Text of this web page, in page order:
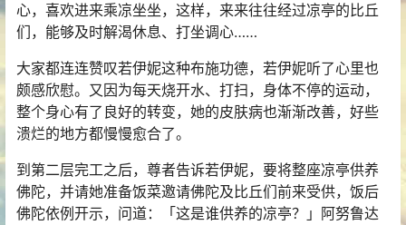
心，喜欢进来乘凉坐坐，这样，来来往往经过凉亭的比丘
们，能够及时解渴休息、打坐调心……
大家都连连赞叹若伊妮这种布施功德，若伊妮听了心里也
颇感欣慰。又因为每天烧开水、打扫，身体不停的运动，
整个身心有了良好的转变，她的皮肤病也渐渐改善，好些
溃烂的地方都慢慢愈合了。
到第二层完工之后，尊者告诉若伊妮，要将整座凉亭供养
佛陀，并请她准备饭菜邀请佛陀及比丘们前来受供，饭后
佛陀依例开示，问道：「这是谁供养的凉亭？」阿努鲁达